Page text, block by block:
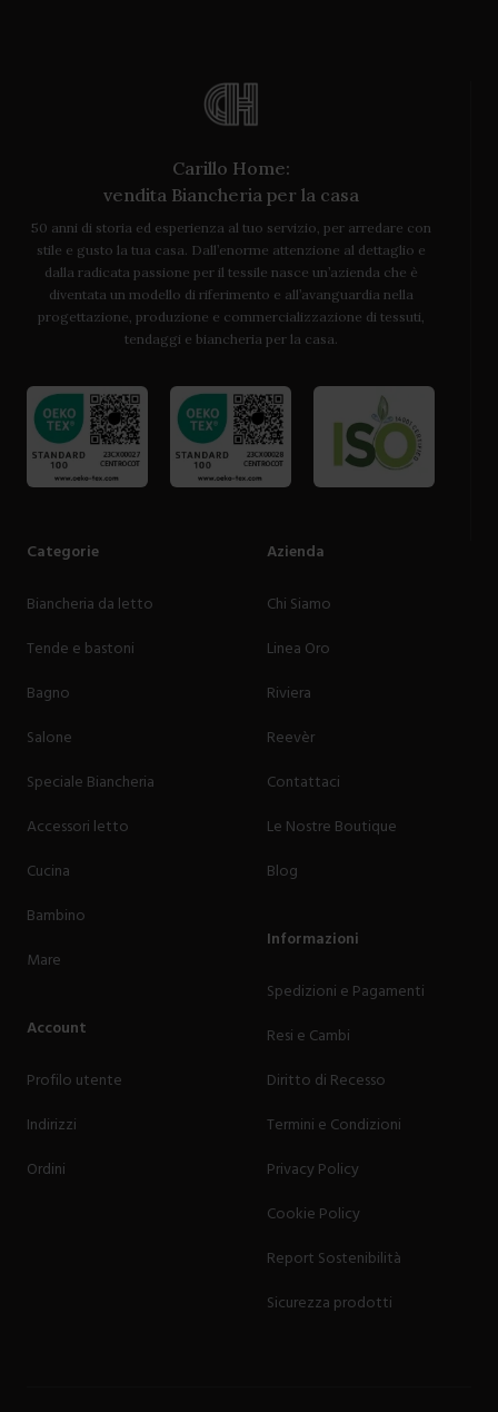
Carillo Home:
vendita Biancheria per la casa
50 anni di storia ed esperienza al tuo servizio, per arredare con
stile e gusto la tua casa. Dall’enorme attenzione al dettaglio e
dalla radicata passione per il tessile nasce un’azienda che è
diventata un modello di riferimento e all’avanguardia nella
progettazione, produzione e commercializzazione di tessuti,
tendaggi e biancheria per la casa.
Categorie
Biancheria da letto
Tende e bastoni
Bagno
Salone
Speciale Biancheria
Accessori letto
Cucina
Bambino
Mare
Account
Profilo utente
Indirizzi
Ordini
Azienda
Chi Siamo
Linea Oro
Riviera
Reevèr
Contattaci
Le Nostre Boutique
Blog
Informazioni
Spedizioni e Pagamenti
Resi e Cambi
Diritto di Recesso
Termini e Condizioni
Privacy Policy
Cookie Policy
Report Sostenibilità
Sicurezza prodotti